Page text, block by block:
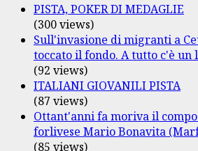
PISTA, POKER DI MEDAGLIE
(300 views)
Sull'invasione di migranti a
toccato il fondo. A tutto c'è un
(92 views)
ITALIANI GIOVANILI PISTA
(87 views)
Ottant'anni fa moriva il
forlivese Mario Bonavita
(85 views)